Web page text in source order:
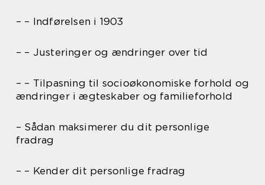
– – Indførelsen i 1903
– – Justeringer og ændringer over tid
– – Tilpasning til socioøkonomiske forhold og
ændringer i ægteskaber og familieforhold
– Sådan maksimerer du dit personlige
fradrag
– – Kender dit personlige fradrag